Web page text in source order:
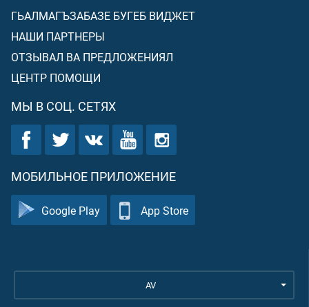
ГЬАЛМАГЪЗАБАЗЕ БУГЕБ ВИДЖЕТ
НАШИ ПАРТНЕРЫ
ОТЗЫВАЛ ВА ПРЕДЛОЖЕНИЯЛ
ЦЕНТР ПОМОЩИ
МЫ В СОЦ. СЕТЯХ
МОБИЛЬНОЕ ПРИЛОЖЕНИЕ
Google Play App Store
AV